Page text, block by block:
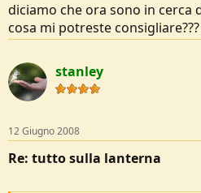
diciamo che ora sono in cerca
cosa mi potreste consigliare???
stanley
12 Giugno 2008
Re: tutto sulla lanterna